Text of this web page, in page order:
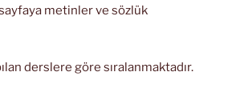
metinler ve sözlük
derslere göre sıralanmaktadır.